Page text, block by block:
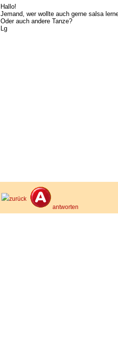
Hallo!
Jemand, wer wollte auch gerne salsa
Oder auch andere Tanze?
Lg
zurück
antworten